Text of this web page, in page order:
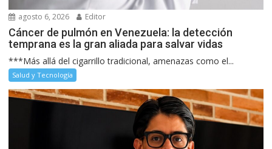
agosto 6, 2026 Editor
Cáncer de pulmón en Venezuela: la detección
temprana es la gran aliada para salvar vidas
***Más allá del cigarrillo tradicional, amenazas como el...
Salud y Tecnología